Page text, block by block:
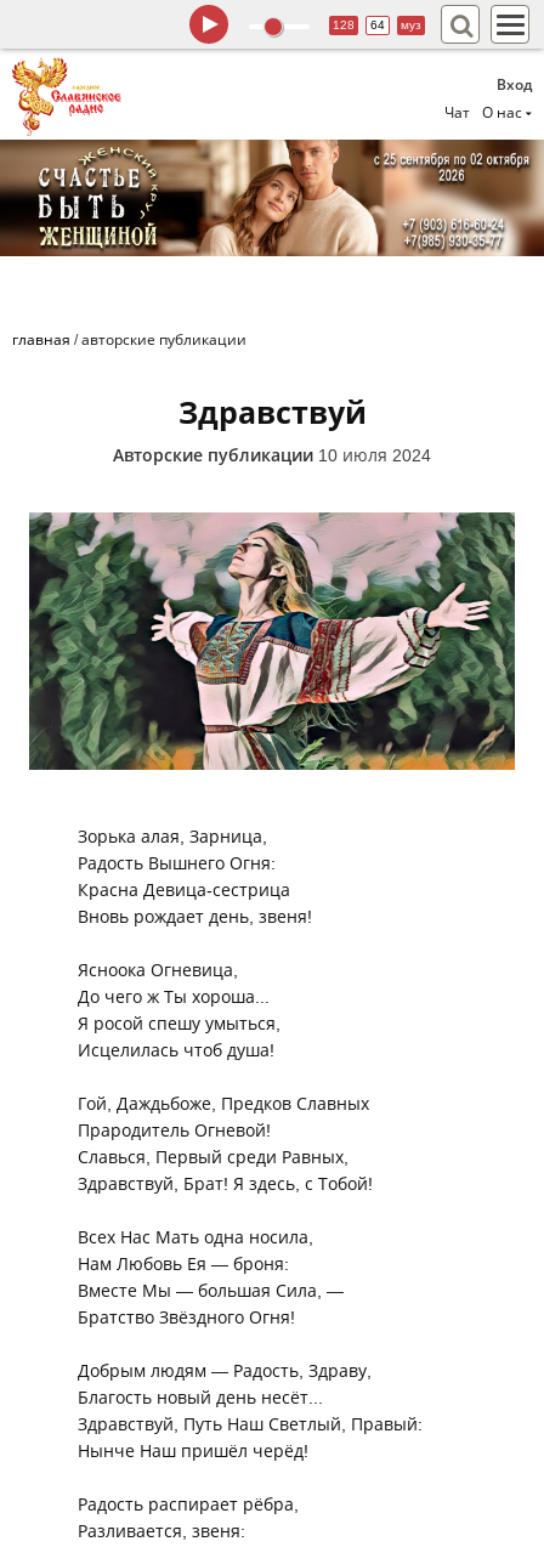
Вход
Чат
О нас
128 64 муз
главная /авторские публикации
Здравствуй
Авторские публикации 10 июля 2024
Зорька алая, Зарница,
Радость Вышнего Огня:
Красна Девица-сестрица
Вновь рождает день, звеня!
Ясноока Огневица,
До чего ж Ты хороша...
Я росой спешу умыться,
Исцелилась чтоб душа!
Гой, Даждьбоже, Предков Славных
Прародитель Огневой!
Славься, Первый среди Равных,
Здравствуй, Брат! Я здесь, с Тобой!
Всех Нас Мать одна носила,
Нам Любовь Ея — броня:
Вместе Мы — большая Сила, —
Братство Звёздного Огня!
Добрым людям — Радость, Здраву,
Благость новый день несёт...
Здравствуй, Путь Наш Светлый, Правый:
Нынче Наш пришёл черёд!
Радость распирает рёбра,
Разливается, звеня: